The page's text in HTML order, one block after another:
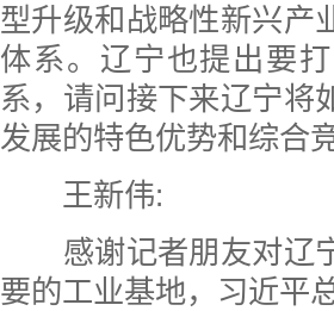
型升级和战略性新兴产
体系。辽宁也提出要
系，请问接下来辽宁将
发展的特色优势和综合
王新伟:
感谢记者朋友对辽宁
要的工业基地，习近平